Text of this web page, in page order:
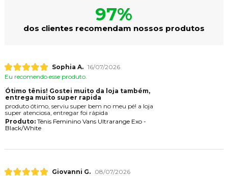
97%
dos clientes recomendam nossos produtos
Sophia A. 16/07/2026
Eu recomendo esse produto.
Ótimo tênis! Gostei muito da loja também,
entrega muito super rapida
produto ótimo, serviu super bem no meu pé! a loja
super atenciosa, entregar foi rápida
Produto:Tênis Feminino Vans Ultrarange Exo -
Black/White
Giovanni G.
08/07/2026